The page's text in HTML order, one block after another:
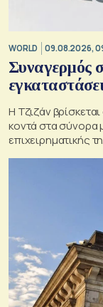
WORLD 09.08.2026,
Συναγερμός
Η Τζιζάν
κοντά στα σύνορα
επιχειρηματικής